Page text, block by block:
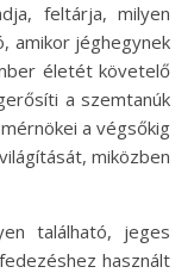
feltárja, milyen
amikor jéghegynek
életét követelő
a szemtanúk
a végsőkig
miközben
található, jeges
használt